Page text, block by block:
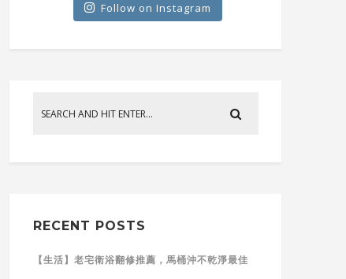
Follow on Instagram
RECENT POSTS
【生活】老宅衛浴翻修推薦，馬桶沖不乾淨最佳